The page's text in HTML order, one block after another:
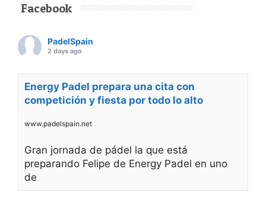
el broche final a la
primera edición del
Rafa Nadal
Academy Padel
Tour en Estados
Unidos